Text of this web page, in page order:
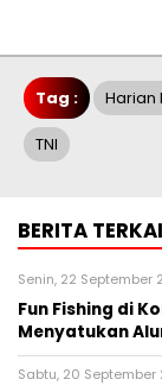
Tag : Harian
TNI
BERITA
Senin, 22 September
Fun Fishing di
Menyatukan
Sabtu, 20 September